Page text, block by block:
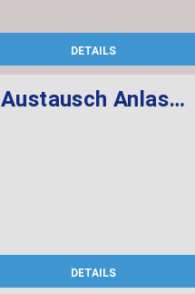
DETAILS
Austausch Anlasser
DETAILS